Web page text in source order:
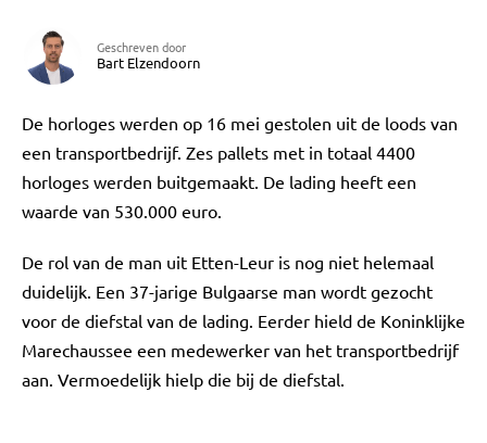
Geschreven door
Bart Elzendoorn
De horloges werden op 16 mei gestolen uit de loods van
een transportbedrijf. Zes pallets met in totaal 4400
horloges werden buitgemaakt. De lading heeft een
waarde van 530.000 euro.
De rol van de man uit Etten-Leur is nog niet helemaal
duidelijk. Een 37-jarige Bulgaarse man wordt gezocht
voor de diefstal van de lading. Eerder hield de Koninklijke
Marechaussee een medewerker van het transportbedrijf
aan. Vermoedelijk hielp die bij de diefstal.